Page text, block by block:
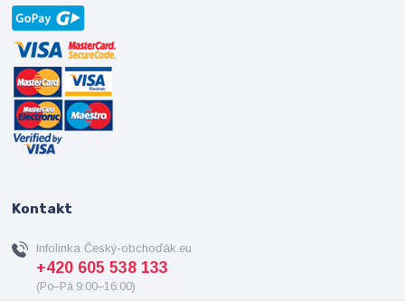
Kontakt
Infolinka Český-obchoďák.eu
+420 605 538 133
(Po–Pá 9:00–16:00)